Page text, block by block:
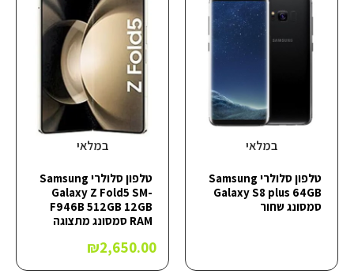
במלאי
טלפון סלולרי Samsung
Galaxy S8 plus 64GB
סמסונג שחור
במלאי
טלפון סלולרי Samsung
Galaxy Z Fold5 SM-
F946B 512GB 12GB
RAM סמסונג מתצוגה
₪2,650.00